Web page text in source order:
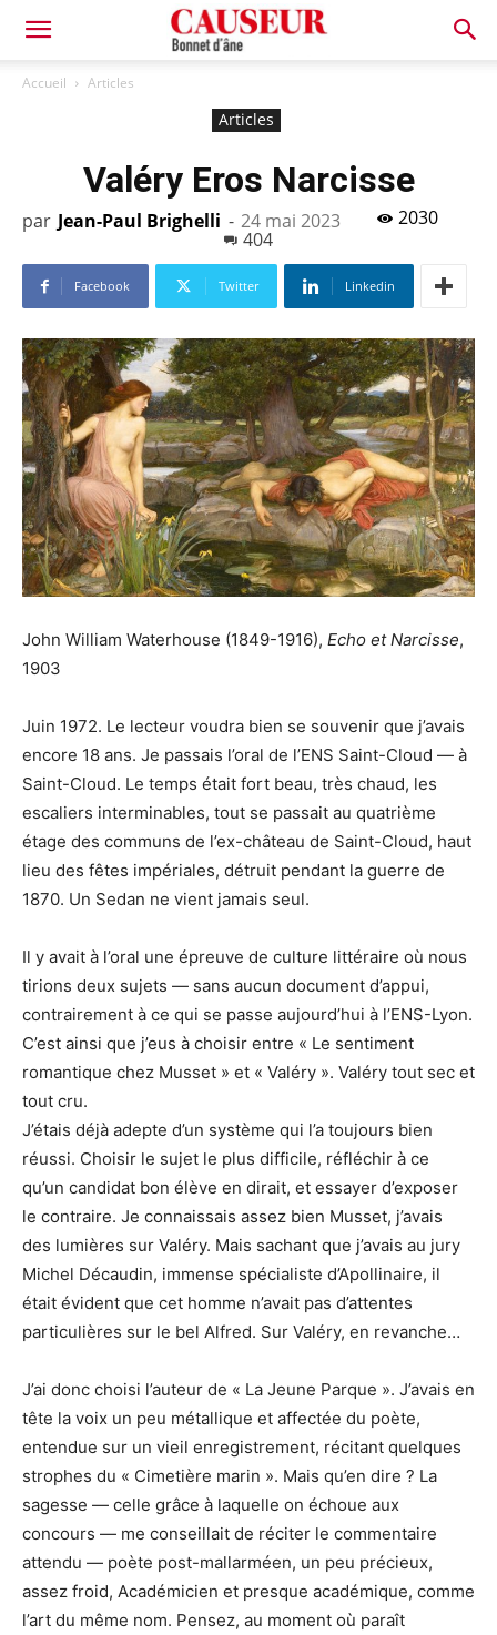
Bonnet
Accueil Articles
Articles
Valéry Eros Narcisse
par Jean-Paul Brighelli - 24 mai 2023
2030
404
Facebook Twitter Linkedin
John William Waterhouse (1849-1916), Echo et Narcisse,
1903
Juin 1972. Le lecteur voudra bien se souvenir que j’avais
encore 18 ans. Je passais l’oral de l’ENS Saint-Cloud — à
Saint-Cloud. Le temps était fort beau, très chaud, les
escaliers interminables, tout se passait au quatrième
étage des communs de l’ex-château de Saint-Cloud, haut
lieu des fêtes impériales, détruit pendant la guerre de
1870. Un Sedan ne vient jamais seul.
Il y avait à l’oral une épreuve de culture littéraire où nous
tirions deux sujets — sans aucun document d’appui,
contrairement à ce qui se passe aujourd’hui à l’ENS-Lyon.
C’est ainsi que j’eus à choisir entre « Le sentiment
romantique chez Musset » et « Valéry ». Valéry tout sec et
tout cru.
J’étais déjà adepte d’un système qui l’a toujours bien
réussi. Choisir le sujet le plus difficile, réfléchir à ce
qu’un candidat bon élève en dirait, et essayer d’exposer
le contraire. Je connaissais assez bien Musset, j’avais
des lumières sur Valéry. Mais sachant que j’avais au jury
Michel Décaudin, immense spécialiste d’Apollinaire, il
était évident que cet homme n’avait pas d’attentes
particulières sur le bel Alfred. Sur Valéry, en revanche…
J’ai donc choisi l’auteur de « La Jeune Parque ». J’avais en
tête la voix un peu métallique et affectée du poète,
entendue sur un vieil enregistrement, récitant quelques
strophes du « Cimetière marin ». Mais qu’en dire ? La
sagesse — celle grâce à laquelle on échoue aux
concours — me conseillait de réciter le commentaire
attendu — poète post-mallarméen, un peu précieux,
assez froid, Académicien et presque académique, comme
l’art du même nom. Pensez, au moment où paraît